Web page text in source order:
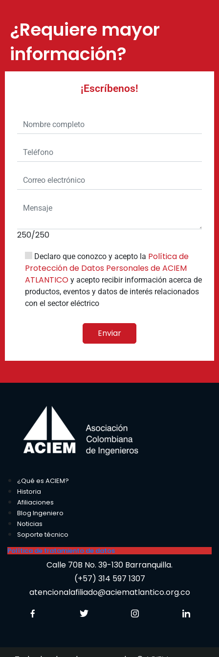
¿Requiere mayor
información?
¡Escríbenos!
250/250
Declaro que conozco y acepto la Política de
Protección de Datos Personales de ACIEM
ATLANTICO y acepto recibir información acerca de
productos, eventos y datos de interés relacionados
con el sector eléctrico
¿Qué es ACIEM?
Historia
Afiliaciones
Blog Ingeniero
Noticias
Soporte técnico
Política de tratamiento de datos
Calle 70B No. 39-130 Barranquilla.
(+57) 314 597 1307
atencionalafiliado@aciematlantico.org.co